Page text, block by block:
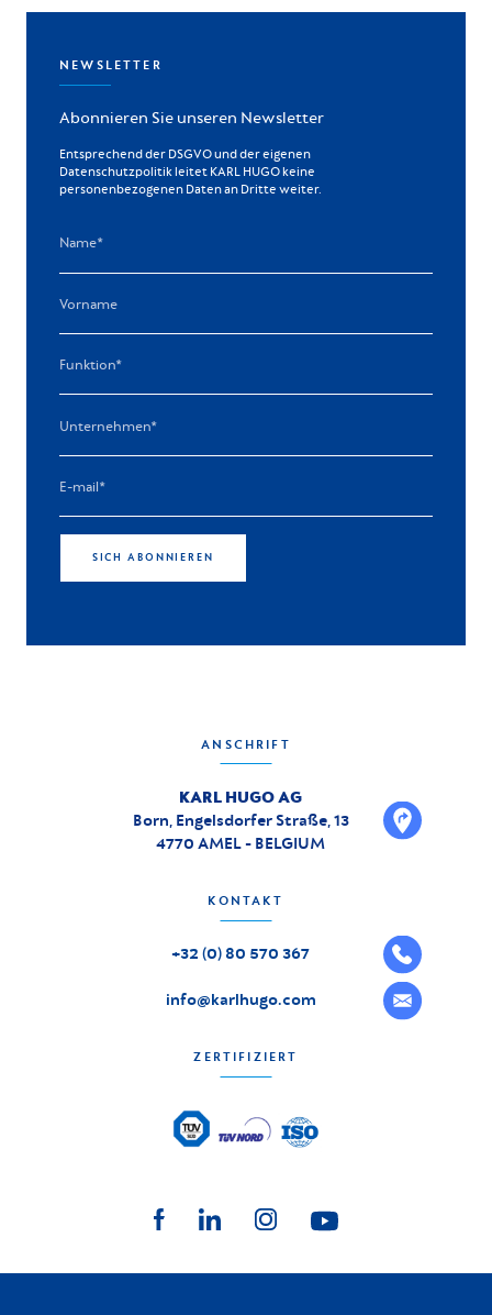
NEWSLETTER
Abonnieren Sie unseren Newsletter
Entsprechend der DSGVO und der eigenen
Datenschutzpolitik leitet KARL HUGO keine
personenbezogenen Daten an Dritte weiter.
SICH ABONNIEREN
ANSCHRIFT
KARL HUGO AG
Born, Engelsdorfer Straße, 13
4770 AMEL - BELGIUM
KONTAKT
+32 (0) 80 570 367
info@karlhugo.com
ZERTIFIZIERT